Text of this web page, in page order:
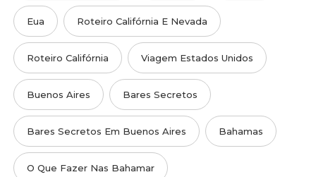
Eua Roteiro Califórnia E Nevada
Roteiro Califórnia Viagem Estados Unidos
Buenos Aires Bares Secretos
Bares Secretos Em Buenos Aires Bahamas
O Que Fazer Nas Bahamar